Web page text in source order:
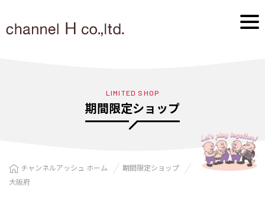
LIMITED SHOP
期間限定ショップ
チャンネルアッシュ ホーム
期間限定ショップ
大阪府